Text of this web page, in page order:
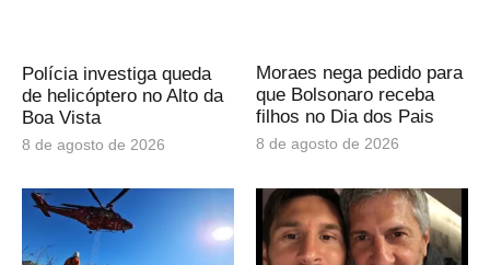
Polícia investiga queda
de helicóptero no Alto da
Boa Vista
8 de agosto de 2026
Moraes nega pedido para
que Bolsonaro receba
filhos no Dia dos Pais
8 de agosto de 2026